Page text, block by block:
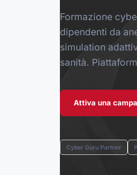
Formazione
dipendenti da
simulation
sanità.
Attiva una
Cyber Guru Partner